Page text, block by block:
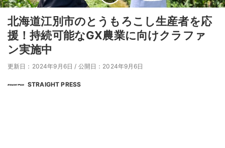
北海道江別市のとうもろこし生産者を応
援！持続可能なGX農業に向けクラファ
ン実施中
更新日：2024年9月6日 / 公開日：2024年9月6日
STRAIGHT PRESS